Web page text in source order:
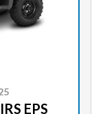
EPS